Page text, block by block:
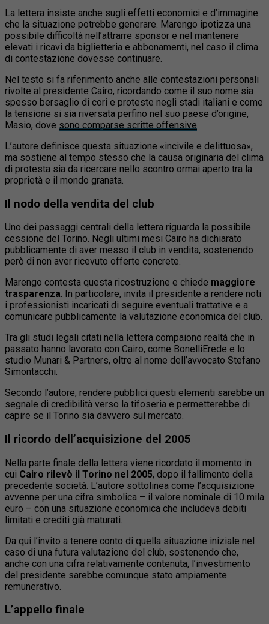
La lettera insiste anche sugli effetti economici e d’immagine
che la situazione potrebbe generare. Marengo ipotizza una
possibile difficoltà nell’attrarre sponsor e nel mantenere
elevati i ricavi da biglietteria e abbonamenti, nel caso il clima
di contestazione dovesse continuare.
Nel testo si fa riferimento anche alle contestazioni personali
rivolte al presidente Cairo, ricordando come il suo nome sia
spesso bersaglio di cori e proteste negli stadi italiani e come
la tensione si sia riversata perfino nel suo paese d’origine,
Masio, dove sono comparse scritte offensive.
L’autore definisce questa situazione «incivile e delittuosa»,
ma sostiene al tempo stesso che la causa originaria del clima
di protesta sia da ricercare nello scontro ormai aperto tra la
proprietà e il mondo granata.
Il nodo della vendita del club
Uno dei passaggi centrali della lettera riguarda la possibile
cessione del Torino. Negli ultimi mesi Cairo ha dichiarato
pubblicamente di aver messo il club in vendita, sostenendo
però di non aver ricevuto offerte concrete.
Marengo contesta questa ricostruzione e chiede maggiore
trasparenza. In particolare, invita il presidente a rendere noti
i professionisti incaricati di seguire eventuali trattative e a
comunicare pubblicamente la valutazione economica del club.
Tra gli studi legali citati nella lettera compaiono realtà che in
passato hanno lavorato con Cairo, come BonelliErede e lo
studio Munari & Partners, oltre al nome dell’avvocato Stefano
Simontacchi.
Secondo l’autore, rendere pubblici questi elementi sarebbe un
segnale di credibilità verso la tifoseria e permetterebbe di
capire se il Torino sia davvero sul mercato.
Il ricordo dell’acquisizione del 2005
Nella parte finale della lettera viene ricordato il momento in
cui Cairo rilevò il Torino nel 2005, dopo il fallimento della
precedente società. L’autore sottolinea come l’acquisizione
avvenne per una cifra simbolica – il valore nominale di 10 mila
euro – con una situazione economica che includeva debiti
limitati e crediti già maturati.
Da qui l’invito a tenere conto di quella situazione iniziale nel
caso di una futura valutazione del club, sostenendo che,
anche con una cifra relativamente contenuta, l’investimento
del presidente sarebbe comunque stato ampiamente
remunerativo.
L’appello finale